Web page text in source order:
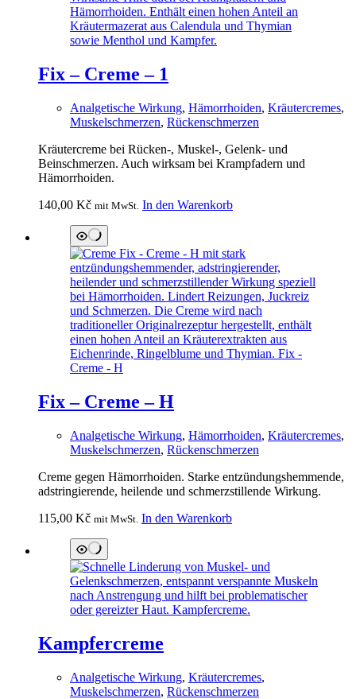
Fix – Creme – 1
Analgetische Wirkung, Hämorrhoiden, Kräutercremes,
Muskelschmerzen, Rückenschmerzen
Kräutercreme bei Rücken-, Muskel-, Gelenk- und
Beinschmerzen. Auch wirksam bei Krampfadern und
Hämorrhoiden.
140,00 Kč mit MwSt. In den Warenkorb
Fix – Creme – H
Analgetische Wirkung, Hämorrhoiden, Kräutercremes,
Muskelschmerzen, Rückenschmerzen
Creme gegen Hämorrhoiden. Starke entzündungshemmende,
adstringierende, heilende und schmerzstillende Wirkung.
115,00 Kč mit MwSt. In den Warenkorb
Kampfercreme
Analgetische Wirkung, Kräutercremes,
Muskelschmerzen, Rückenschmerzen